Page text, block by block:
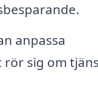
anpassa
rör sig om